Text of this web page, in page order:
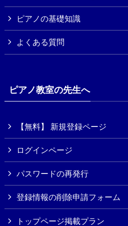
ピアノの基礎知識
よくある質問
ピアノ教室の先生へ
【無料】 新規登録ページ
ログインページ
パスワードの再発行
登録情報の削除申請フォーム
トップページ掲載プラン